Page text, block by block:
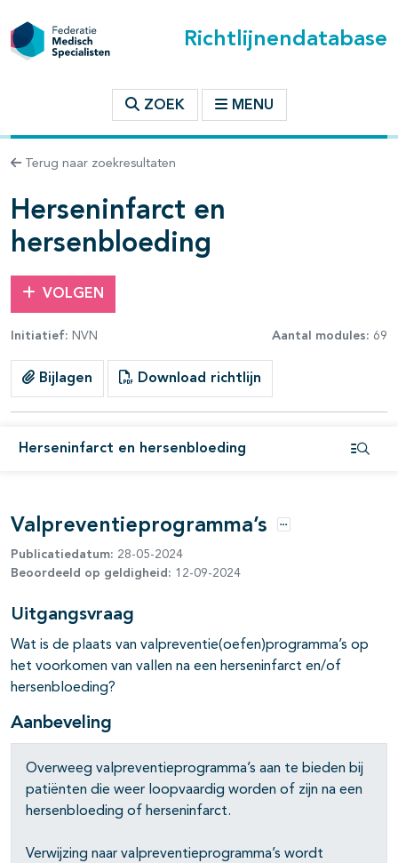
Richtlijnendatabase
ZOEK MENU
Terug naar zoekresultaten
Herseninfarct en
hersenbloeding
VOLGEN
Initiatief: NVN Aantal modules: 69
Bijlagen Download richtlijn
Herseninfarct en hersenbloeding
binnen deze richtlijn
open- en dichtklappen
open- en dichtklappen
open- en dichtklappen
open- en dichtklappen
open- en dichtklappen
Valpreventieprogramma’s Opties
Publicatiedatum: 28-05-2024
Beoordeeld op geldigheid: 12-09-2024
Uitgangsvraag
Wat is de plaats van valpreventie(oefen)programma’s op
het voorkomen van vallen na een herseninfarct en/of
hersenbloeding?
Aanbeveling
Overweeg valpreventieprogramma’s aan te bieden bij
patiënten die weer loopvaardig worden of zijn na een
hersenbloeding of herseninfarct.
Verwijzing naar valpreventieprogramma’s wordt